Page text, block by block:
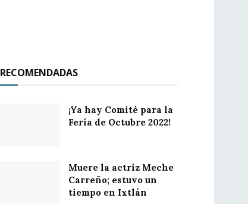
RECOMENDADAS
¡Ya hay Comité para la
Feria de Octubre 2022!
Muere la actriz Meche
Carreño; estuvo un
tiempo en Ixtlán